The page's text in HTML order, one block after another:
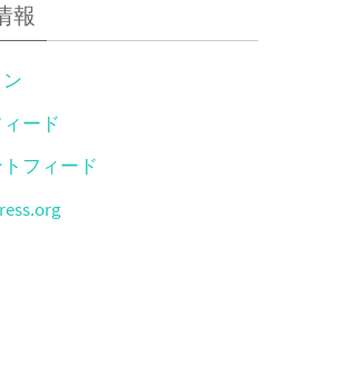
報
ード
フィード